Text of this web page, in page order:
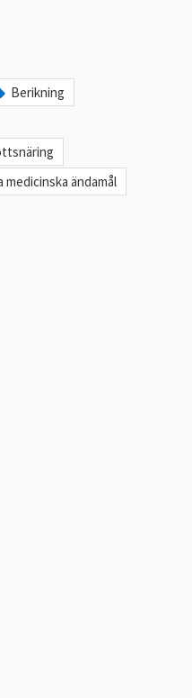
Berikning
medicinska ändamål